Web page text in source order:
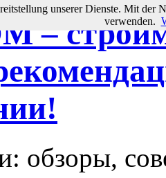
строим
обзоры,
unserer Dienste. Mit der
verwenden.